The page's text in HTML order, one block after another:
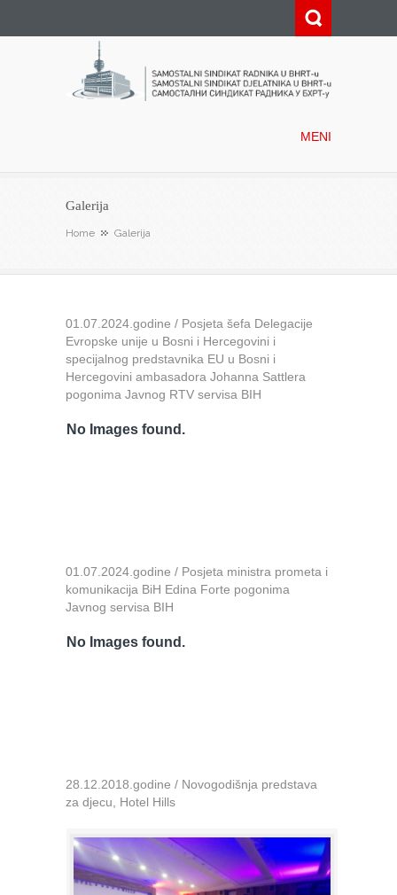
MENI
Galerija
Home Galerija
01.07.2024.godine / Posjeta šefa Delegacije
Evropske unije u Bosni i Hercegovini i
specijalnog predstavnika EU u Bosni i
Hercegovini ambasadora Johanna Sattlera
pogonima Javnog RTV servisa BIH
No Images found.
01.07.2024.godine / Posjeta ministra prometa i
komunikacija BiH Edina Forte pogonima
Javnog servisa BIH
No Images found.
28.12.2018.godine / Novogodišnja predstava
za djecu, Hotel Hills